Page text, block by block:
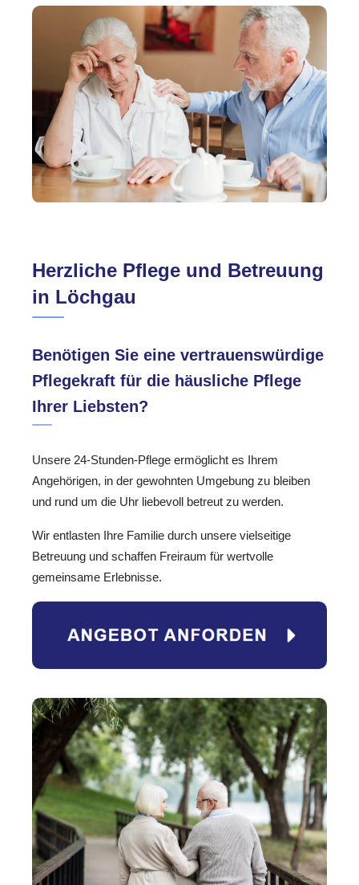
Herzliche Pflege und Betreuung
in Löchgau
Benötigen Sie eine vertrauenswürdige
Pflegekraft für die häusliche Pflege
Ihrer Liebsten?
Unsere 24-Stunden-Pflege ermöglicht es Ihrem
Angehörigen, in der gewohnten Umgebung zu bleiben
und rund um die Uhr liebevoll betreut zu werden.
Wir entlasten Ihre Familie durch unsere vielseitige
Betreuung und schaffen Freiraum für wertvolle
gemeinsame Erlebnisse.